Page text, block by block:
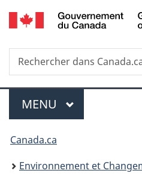
Recherche
Rechercher
dans
Menu
MENU PRINCIPAL
Vous
êtes
Canada.ca
Environnement et